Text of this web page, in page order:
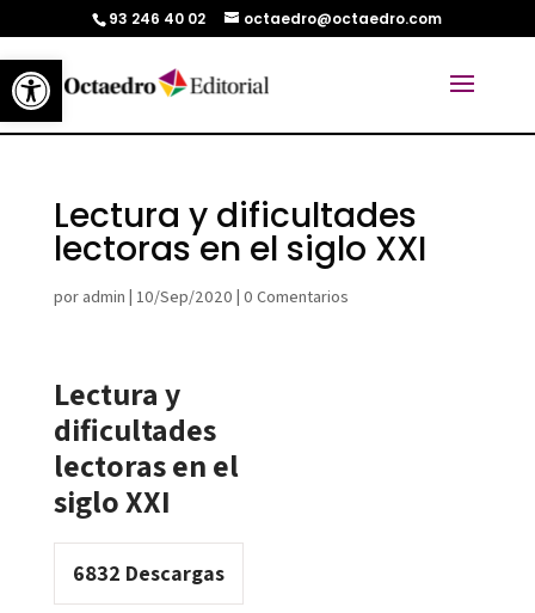
Abrir barra de herramientas
93 246 40 02 octaedro@octaedro.com
Lectura y dificultades
lectoras en el siglo XXI
por admin | 10/Sep/2020 | 0 Comentarios
Lectura y
dificultades
lectoras en el
siglo XXI
6832 Descargas